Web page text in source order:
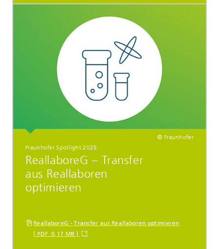
© Fraunhofer
Fraunhofer Spotlight 2025
ReallaboreG – Transfer
aus Reallaboren
optimieren
ReallaboreG - Transfer aus Reallaboren optimieren
[ PDF 0,17 MB ]